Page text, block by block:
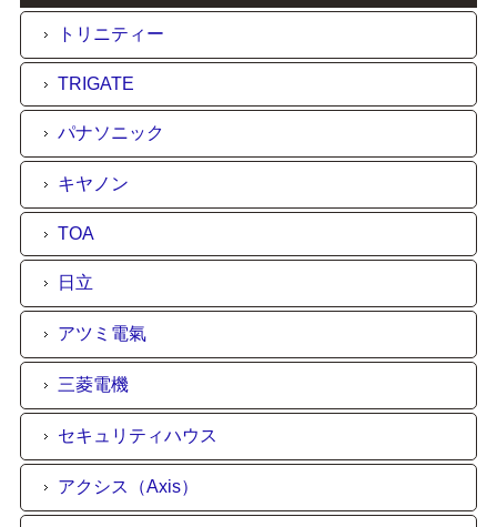
トリニティー
TRIGATE
パナソニック
キヤノン
TOA
日立
アツミ電氣
三菱電機
セキュリティハウス
アクシス（Axis）